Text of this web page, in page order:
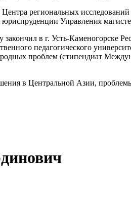
региональных
юриспруденции Управления
в г. Усть-Каменогорске
педагогического
проблем (стипендиат
в Центральной Азии,